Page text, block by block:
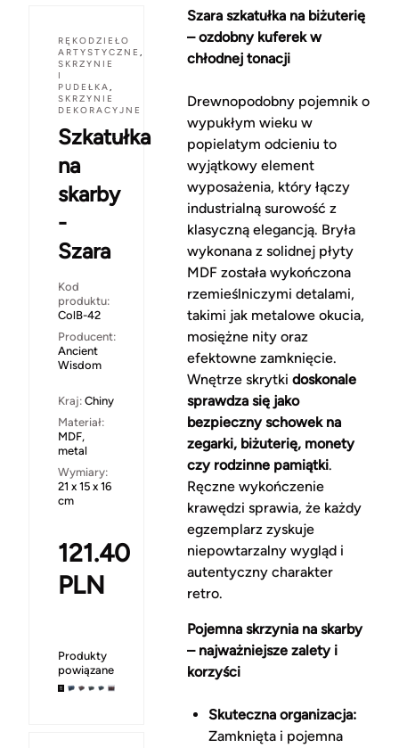
RĘKODZIEŁO
ARTYSTYCZNE ,
SKRZYNIE
I
PUDEŁKA,
SKRZYNIE
DEKORACYJNE
Szkatułka
na
skarby
-
Szara
Kod
produktu:
ColB-42
Producent:
Ancient
Wisdom
Kraj: Chiny
Materiał:
MDF,
metal
Wymiary:
21 x 15 x 16
cm
121.40
PLN
Produkty
powiązane
Szara szkatułka na biżuterię
– ozdobny kuferek w
chłodnej tonacji
Drewnopodobny pojemnik o
wypukłym wieku w
popielatym odcieniu to
wyjątkowy element
wyposażenia, który łączy
industrialną surowość z
klasyczną elegancją. Bryła
wykonana z solidnej płyty
MDF została wykończona
rzemieślniczymi detalami,
takimi jak metalowe okucia,
mosiężne nity oraz
efektowne zamknięcie.
Wnętrze skrytki doskonale
sprawdza się jako
bezpieczny schowek na
zegarki, biżuterię, monety
czy rodzinne pamiątki.
Ręczne wykończenie
krawędzi sprawia, że każdy
egzemplarz zyskuje
niepowtarzalny wygląd i
autentyczny charakter
retro.
Pojemna skrzynia na skarby
– najważniejsze zalety i
korzyści
Skuteczna organizacja:
Zamknięta i pojemna